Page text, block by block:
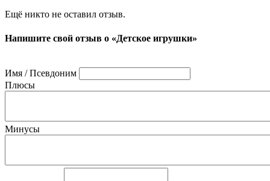
Ещё никто не оставил отзыв.
Напишите свой отзыв о «Детское игрушки»
Имя / Псевдоним
Плюсы
Минусы